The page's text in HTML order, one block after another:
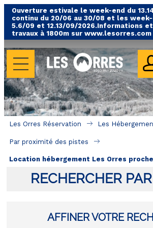
Ouverture estivale le week-end du
continu du 20/06 au 30/08 et les
5.6/09 et 12.13/09/2026.Informations
travaux à 1800m sur www.lesorres.com
LES
Toutes nos
Hébergements avec
Hébergements
Par proximité des
Hébergements par
Hôtels - Chambres
LOCALISATION
Les Orres Réservation Les
Par proximité des pistes
Location hébergement Les Orres
RECHERCHER
AFFINER VOTRE